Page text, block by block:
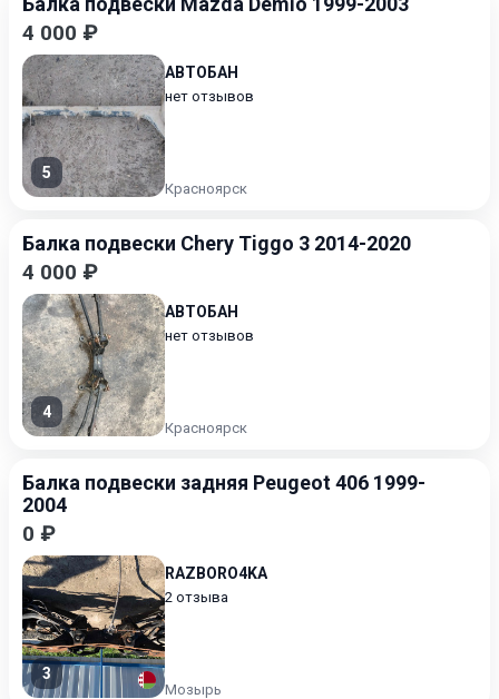
4 000 ₽
5
АВТОБАН
нет отзывов
Красноярск
Балка подвески Chery Tiggo 3 2014-2020
4 000 ₽
4
АВТОБАН
нет отзывов
Красноярск
Балка подвески задняя Peugeot 406 1999-
2004
0 ₽
3
RAZBORO4KA
2 отзыва
Мозырь